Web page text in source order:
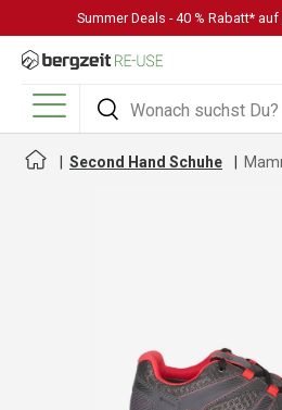
DIREKT ZUM INHALT
Summer Deals - 40 % Rabatt* auf
Suchen
Suchen
Menü
Second Hand Schuhe